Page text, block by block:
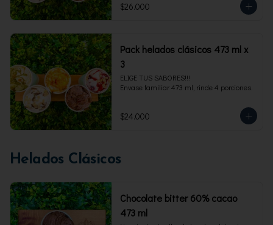
$26.000
Pack helados clásicos 473 ml x
3
ELIGE TUS SABORES!!!
Envase familiar 473 ml, rinde 4 porciones.
$24.000
Helados Clásicos
Chocolate bitter 60% cacao
473 ml